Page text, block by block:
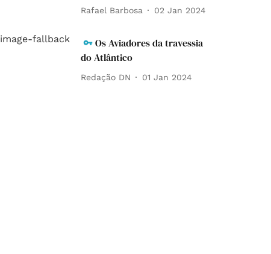
Rafael Barbosa 02 Jan 2024
Os Aviadores da travessia
do Atlântico
Redação DN 01 Jan 2024